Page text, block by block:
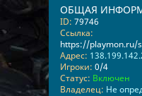
ОБЩАЯ
ID: 79746
Ссылка:
https://playmon.ru/
Адрес:
Игроки: 0/4
Статус: Включен
Владелец: Не